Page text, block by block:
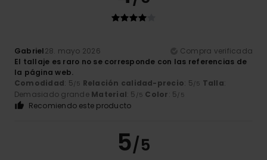
Gabriel28. mayo 2026
Compra verificada
El tallaje es raro no se corresponde con las referencias de
la página web.
Comodidad: 5/5 Relación calidad-precio: 5/5 Talla:
Demasiado grande Material: 5 /5 Color: 5/5
Recomiendo este producto
5/5